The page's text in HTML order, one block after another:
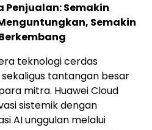
Semakin
Semakin
teknologi cerdas
tantangan besar
mitra. Huawei Cloud
sistemik dengan
AI unggulan melalui